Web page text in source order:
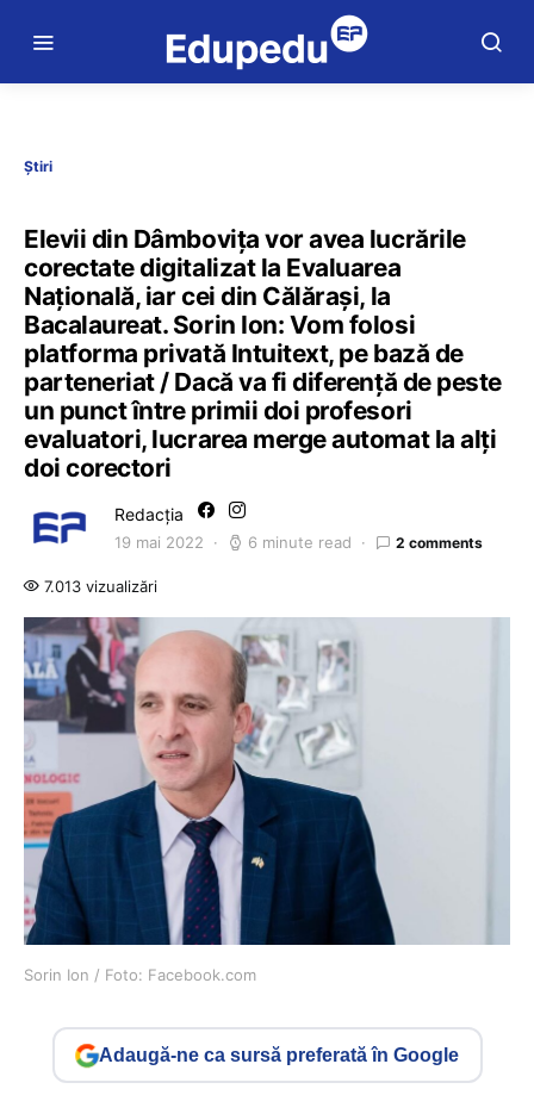
Știri
Elevii din Dâmbovița vor avea lucrările
corectate digitalizat la Evaluarea
Națională, iar cei din Călărași, la
Bacalaureat. Sorin Ion: Vom folosi
platforma privată Intuitext, pe bază de
parteneriat / Dacă va fi diferență de peste
un punct între primii doi profesori
evaluatori, lucrarea merge automat la alți
doi corectori
Redacția
19 mai 2022 6 minute read 2 comments
7.013 vizualizări
Sorin Ion / Foto: Facebook.com
Adaugă-ne ca sursă preferată în Google